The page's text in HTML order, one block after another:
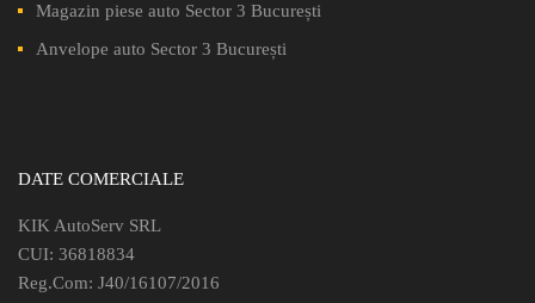
Magazin piese auto Sector 3 București
Anvelope auto Sector 3 București
DATE COMERCIALE
KIK AutoServ SRL
CUI: 36818834
Reg.Com: J40/16107/2016